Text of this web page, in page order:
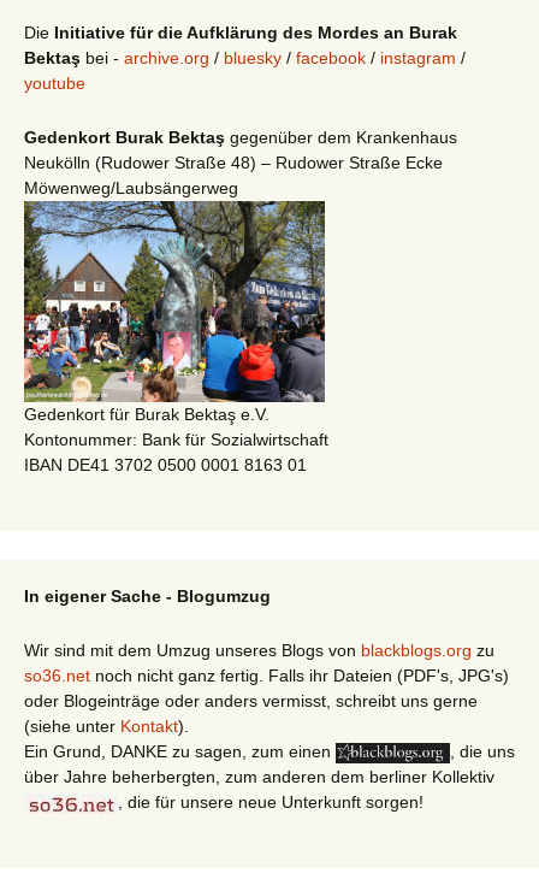
Die Initiative für die Aufklärung des Mordes an Burak
Bektaş bei - archive.org / bluesky / facebook / instagram /
youtube
Gedenkort Burak Bektaş gegenüber dem Krankenhaus
Neukölln (Rudower Straße 48) – Rudower Straße Ecke
Möwenweg/Laubsängerweg
Gedenkort für Burak Bektaş e.V.
Kontonummer: Bank für Sozialwirtschaft
IBAN DE41 3702 0500 0001 8163 01
In eigener Sache - Blogumzug
Wir sind mit dem Umzug unseres Blogs von blackblogs.org zu
so36.net noch nicht ganz fertig. Falls ihr Dateien (PDF's, JPG's)
oder Blogeinträge oder anders vermisst, schreibt uns gerne
(siehe unter Kontakt).
Ein Grund, DANKE zu sagen, zum einen
, die uns
über Jahre beherbergten, zum anderen dem berliner Kollektiv
, die für unsere neue Unterkunft sorgen!